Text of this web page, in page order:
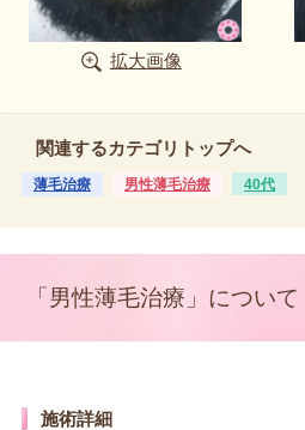
拡大画像
関連するカテゴリトップへ
薄毛治療 男性薄毛治療 40代
「男性薄毛治療」について
施術詳細